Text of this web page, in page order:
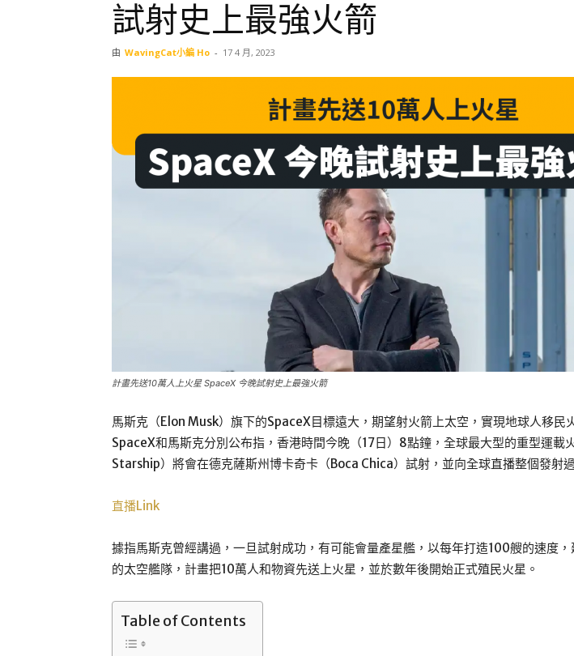
試射史上最強火箭
由 WavingCat小編 Ho - 17 4 月, 2023
計畫先送10萬人上火星 SpaceX 今晚試射史上最強火箭
馬斯克（Elon Musk）旗下的SpaceX目標遠大，期望射火箭上太空，實現地球人移民
SpaceX和馬斯克分別公布指，香港時間今晚（17日）8點鐘，全球最大型的重型運載
Starship）將會在德克薩斯州博卡奇卡（Boca Chica）試射，並向全球直播整個發射
直播Link
據指馬斯克曾經講過，一旦試射成功，有可能會量產星艦，以每年打造100艘的速度
的太空艦隊，計畫把10萬人和物資先送上火星，並於數年後開始正式殖民火星。
Table of Contents